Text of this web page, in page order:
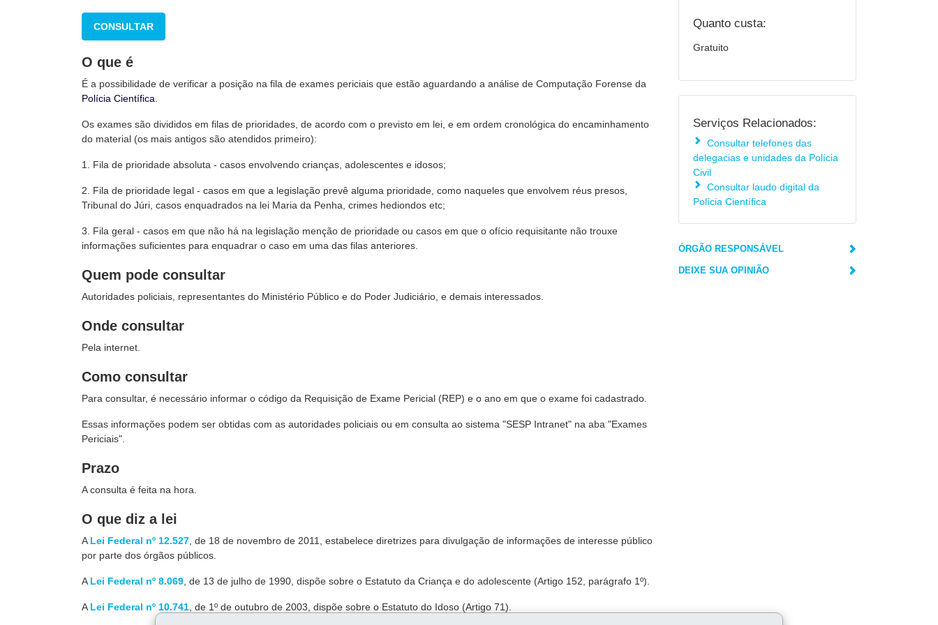
CONSULTAR
O que é
É a possibilidade de verificar a posição na fila de exames periciais que estão aguardando a análise de Computação Forense da
Polícia Científica.
Os exames são divididos em filas de prioridades, de acordo com o previsto em lei, e em ordem cronológica do encaminhamento
do material (os mais antigos são atendidos primeiro):
1. Fila de prioridade absoluta - casos envolvendo crianças, adolescentes e idosos;
2. Fila de prioridade legal - casos em que a legislação prevê alguma prioridade, como naqueles que envolvem réus presos,
Tribunal do Júri, casos enquadrados na lei Maria da Penha, crimes hediondos etc;
3. Fila geral - casos em que não há na legislação menção de prioridade ou casos em que o ofício requisitante não trouxe
informações suficientes para enquadrar o caso em uma das filas anteriores.
Quem pode consultar
Autoridades policiais, representantes do Ministério Público e do Poder Judiciário, e demais interessados.
Onde consultar
Pela internet.
Como consultar
Para consultar, é necessário informar o código da Requisição de Exame Pericial (REP) e o ano em que o exame foi cadastrado.
Essas informações podem ser obtidas com as autoridades policiais ou em consulta ao sistema "SESP Intranet" na aba "Exames
Periciais".
Prazo
A consulta é feita na hora.
O que diz a lei
A Lei Federal nº 12.527 , de 18 de novembro de 2011, estabelece diretrizes para divulgação de informações de interesse público
por parte dos órgãos públicos.
A Lei Federal nº 8.069 , de 13 de julho de 1990, dispõe sobre o Estatuto da Criança e do adolescente (Artigo 152, parágrafo 1º).
A Lei Federal nº 10.741 , de 1º de outubro de 2003, dispõe sobre o Estatuto do Idoso (Artigo 71).
Quanto custa:
Gratuito
Serviços Relacionados:
Consultar telefones das
delegacias e unidades da Polícia
Civil
Consultar laudo digital da
Polícia Científica
ÓRGÃO RESPONSÁVEL
DEIXE SUA OPINIÃO